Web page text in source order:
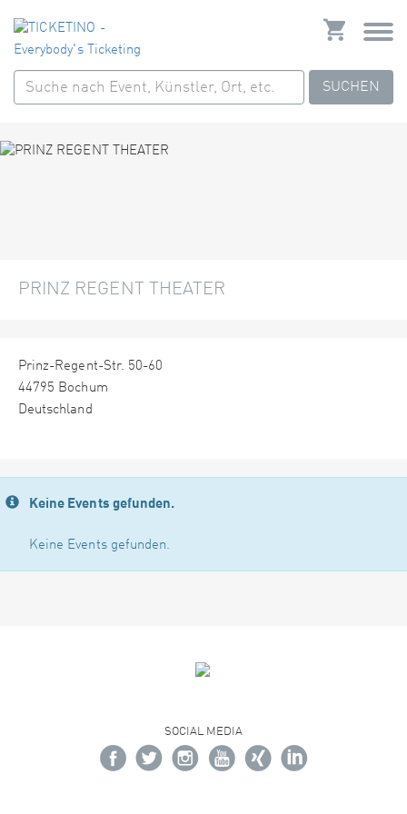
SUCHEN
PRINZ REGENT THEATER
Prinz-Regent-Str. 50-60
44795 Bochum
Deutschland
Keine Events gefunden.
Keine Events gefunden.
SOCIAL MEDIA